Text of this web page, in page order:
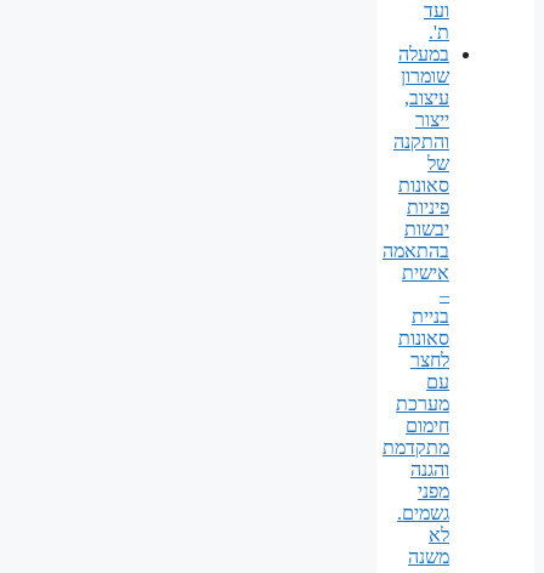
ועד
ת'.
במעלה
שומרון
עיצוב,
ייצור
והתקנה
של
סאונות
פיניות
יבשות
בהתאמה
אישית
–
בניית
סאונות
לחצר
עם
מערכת
חימום
מתקדמת
והגנה
מפני
גשמים.
לא
משנה